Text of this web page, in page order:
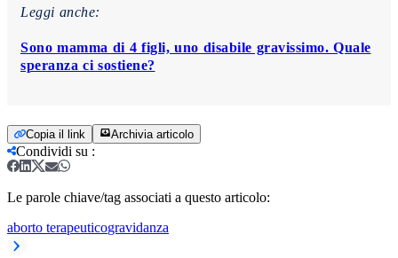
Leggi anche:
Sono mamma di 4 figli, uno disabile gravissimo. Quale
speranza ci sostiene?
Copia il link Archivia articolo
Condividi su :
Le parole chiave/tag associati a questo articolo:
aborto terapeuticogravidanza